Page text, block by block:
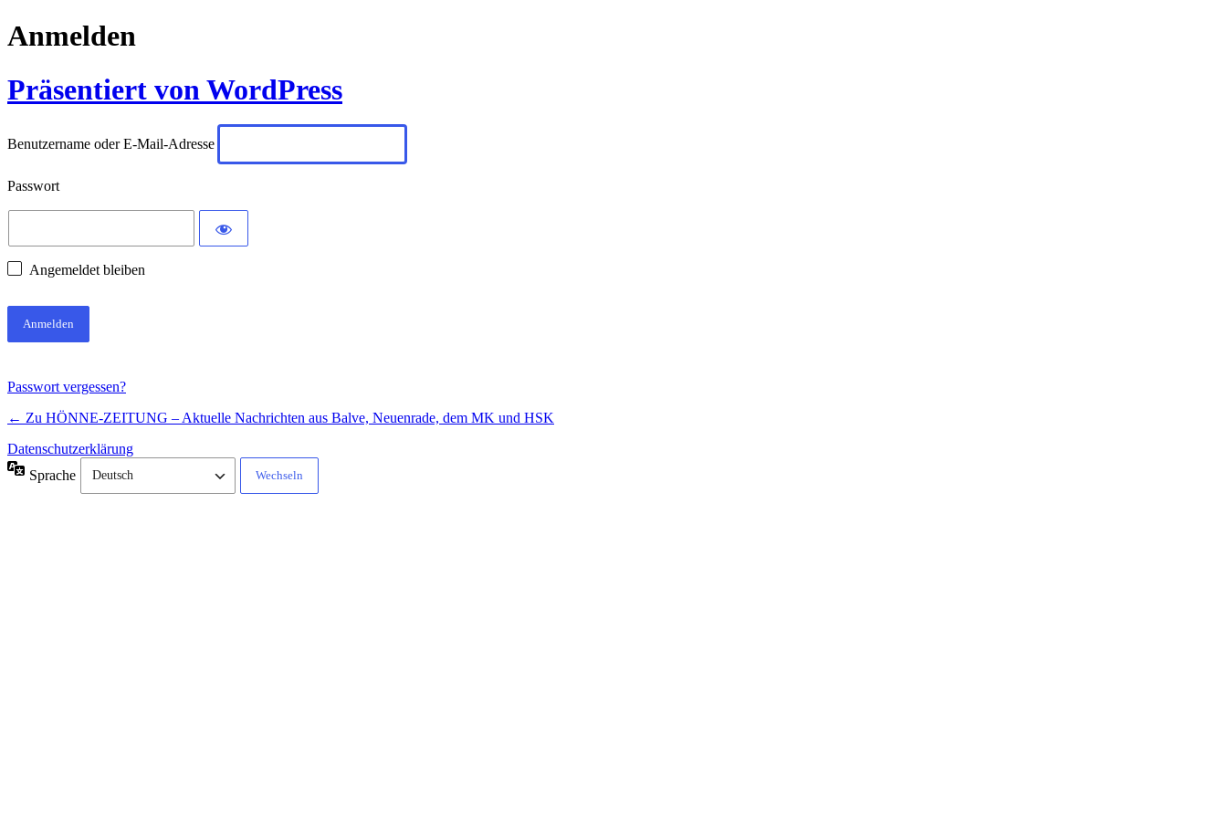
Anmelden
Präsentiert von WordPress
Benutzername oder E-Mail-Adresse
Passwort
Angemeldet bleiben
Passwort vergessen?
← Zu HÖNNE-ZEITUNG – Aktuelle Nachrichten aus Balve, Neuenrade, dem MK und HSK
Datenschutzerklärung
Sprache